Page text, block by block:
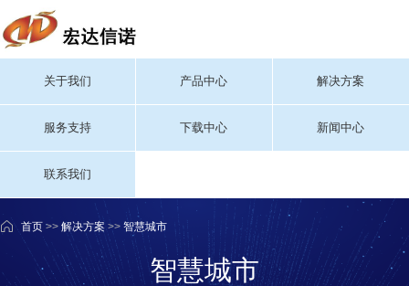
关于我们 产品中心 解决方案
服务支持 下载中心 新闻中心
联系我们
智慧城市
首页 >> 解决方案 >> 智慧城市